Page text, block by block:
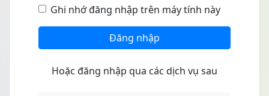
Ghi nhớ đăng nhập trên máy tính này
Đăng nhập
Hoặc đăng nhập qua các dịch vụ sau